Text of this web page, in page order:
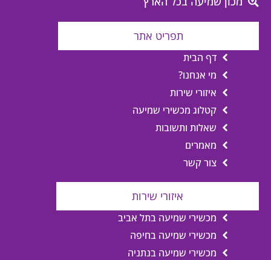
תפריט אתר
דף הבית
מי אנחנו?
איזורי שירות
קטלוג מכשירי שמיעה
שאלות ותשובות
מאמרים
צור קשר
איזורי שירות
מכשירי שמיעה בתל אביב
מכשירי שמיעה בחיפה
מכשירי שמיעה בנתניה